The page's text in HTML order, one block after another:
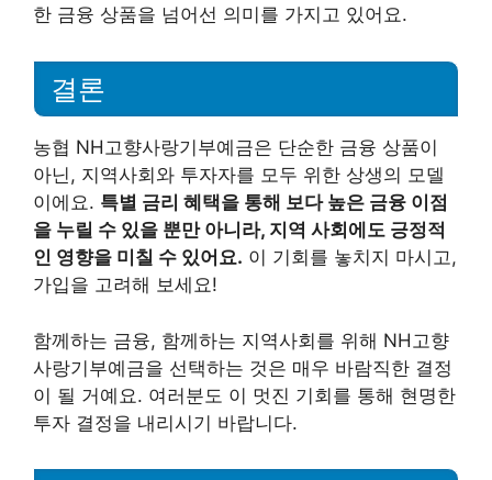
한 금융 상품을 넘어선 의미를 가지고 있어요.
결론
농협 NH고향사랑기부예금은 단순한 금융 상품이
아닌, 지역사회와 투자자를 모두 위한 상생의 모델
이에요. 특별 금리 혜택을 통해 보다 높은 금융 이점
을 누릴 수 있을 뿐만 아니라, 지역 사회에도 긍정적
인 영향을 미칠 수 있어요. 이 기회를 놓치지 마시고,
가입을 고려해 보세요!
함께하는 금융, 함께하는 지역사회를 위해 NH고향
사랑기부예금을 선택하는 것은 매우 바람직한 결정
이 될 거예요. 여러분도 이 멋진 기회를 통해 현명한
투자 결정을 내리시기 바랍니다.